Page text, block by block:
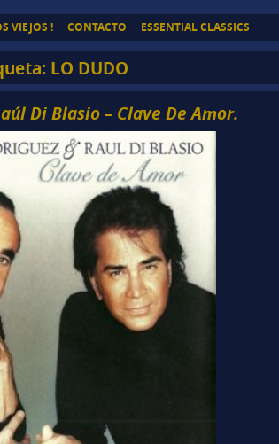
VIEJOS ! CONTACTO ESSENTIAL CLASSICS
LO DUDO
Di Blasio – Clave De Amor.